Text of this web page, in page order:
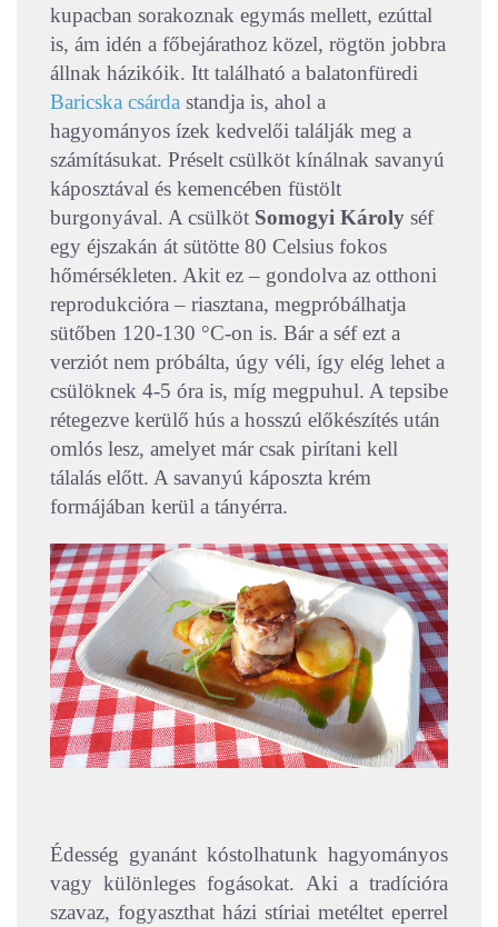
kupacban sorakoznak egymás mellett, ezúttal
is, ám idén a főbejárathoz közel, rögtön jobbra
állnak házikóik. Itt található a balatonfüredi
Baricska csárda standja is, ahol a
hagyományos ízek kedvelői találják meg a
számításukat. Préselt csülköt kínálnak savanyú
káposztával és kemencében füstölt
burgonyával. A csülköt Somogyi Károly séf
egy éjszakán át sütötte 80 Celsius fokos
hőmérsékleten. Akit ez – gondolva az otthoni
reprodukcióra – riasztana, megpróbálhatja
sütőben 120-130 °C-on is. Bár a séf ezt a
verziót nem próbálta, úgy véli, így elég lehet a
csülöknek 4-5 óra is, míg megpuhul. A tepsibe
rétegezve kerülő hús a hosszú előkészítés után
omlós lesz, amelyet már csak pirítani kell
tálalás előtt. A savanyú káposzta krém
formájában kerül a tányérra.
Édesség gyanánt kóstolhatunk hagyományos
vagy különleges fogásokat. Aki a tradícióra
szavaz, fogyaszthat házi stíriai metéltet eperrel